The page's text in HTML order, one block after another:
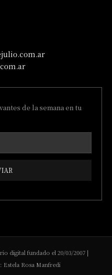
de la semana en tu
digital fundado el 20/03/2007 |
Rosa Manfredi